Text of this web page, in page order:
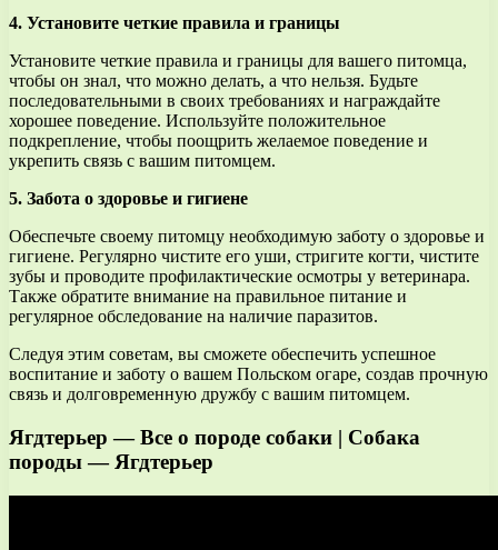
4. Установите четкие правила и границы
Установите четкие правила и границы для вашего питомца,
чтобы он знал, что можно делать, а что нельзя. Будьте
последовательными в своих требованиях и награждайте
хорошее поведение. Используйте положительное
подкрепление, чтобы поощрить желаемое поведение и
укрепить связь с вашим питомцем.
5. Забота о здоровье и гигиене
Обеспечьте своему питомцу необходимую заботу о здоровье и
гигиене. Регулярно чистите его уши, стригите когти, чистите
зубы и проводите профилактические осмотры у ветеринара.
Также обратите внимание на правильное питание и
регулярное обследование на наличие паразитов.
Следуя этим советам, вы сможете обеспечить успешное
воспитание и заботу о вашем Польском огаре, создав прочную
связь и долговременную дружбу с вашим питомцем.
Ягдтерьер — Все о породе собаки | Собака
породы — Ягдтерьер